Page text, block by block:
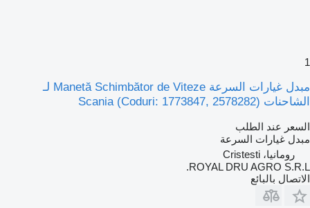
1
مبدل غيارات السرعة Manetă Schimbător de Viteze لـ
الشاحنات Scania (Coduri: 1773847, 2578282)
السعر عند الطلب
مبدل غيارات السرعة
رومانيا، Cristesti
ROYAL DRU AGRO S.R.L.
الاتصال بالبائع